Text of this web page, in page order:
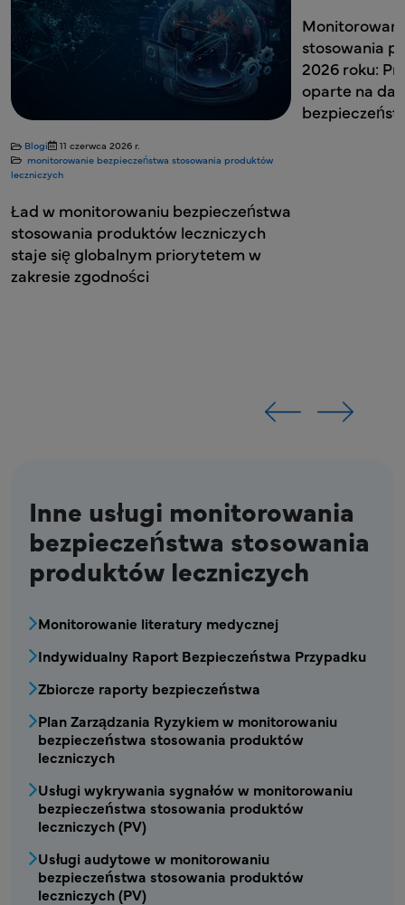
Blogi
11 czerwca 2026 r.
monitorowanie bezpieczeństwa stosowania produktów
leczniczych
Ład w monitorowaniu bezpieczeństwa
stosowania produktów leczniczych
staje się globalnym priorytetem w
zakresie zgodności
stosowania
2026 roku:
oparte na
Inne usługi monitorowania
bezpieczeństwa stosowania
produktów leczniczych
MPR - Blok menu: monitorowanie
Monitorowanie literatury medycznej
Indywidualny Raport Bezpieczeństwa Przypadku
Zbiorcze raporty bezpieczeństwa
Plan Zarządzania Ryzykiem w monitorowaniu
bezpieczeństwa stosowania produktów
leczniczych
Usługi wykrywania sygnałów w monitorowaniu
bezpieczeństwa stosowania produktów
leczniczych (PV)
Usługi audytowe w monitorowaniu
bezpieczeństwa stosowania produktów
leczniczych (PV)